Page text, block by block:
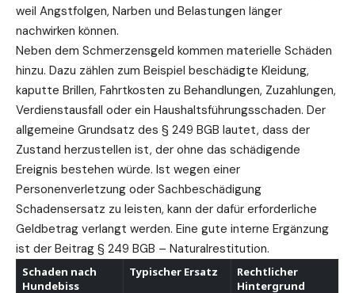
weil Angstfolgen, Narben und Belastungen länger
nachwirken können.
Neben dem Schmerzensgeld kommen materielle Schäden
hinzu. Dazu zählen zum Beispiel beschädigte Kleidung,
kaputte Brillen, Fahrtkosten zu Behandlungen, Zuzahlungen,
Verdienstausfall oder ein Haushaltsführungsschaden. Der
allgemeine Grundsatz des § 249 BGB lautet, dass der
Zustand herzustellen ist, der ohne das schädigende
Ereignis bestehen würde. Ist wegen einer
Personenverletzung oder Sachbeschädigung
Schadensersatz zu leisten, kann der dafür erforderliche
Geldbetrag verlangt werden. Eine gute interne Ergänzung
ist der Beitrag § 249 BGB – Naturalrestitution.
Schaden nach
Hundebiss
Typischer Ersatz
Rechtlicher
Hintergrund